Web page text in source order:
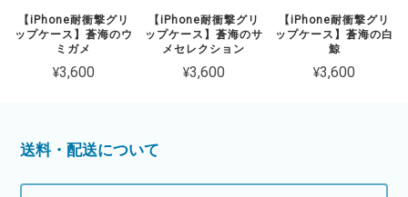
【iPhone耐衝撃グリ
ップケース】蒼海のウ
ミガメ
¥3,600
【iPhone耐衝撃グリ
ップケース】蒼海のサ
メセレクション
¥3,600
【iPhone耐衝撃グリ
ップケース】蒼海の白
鯨
¥3,600
送料・配送について